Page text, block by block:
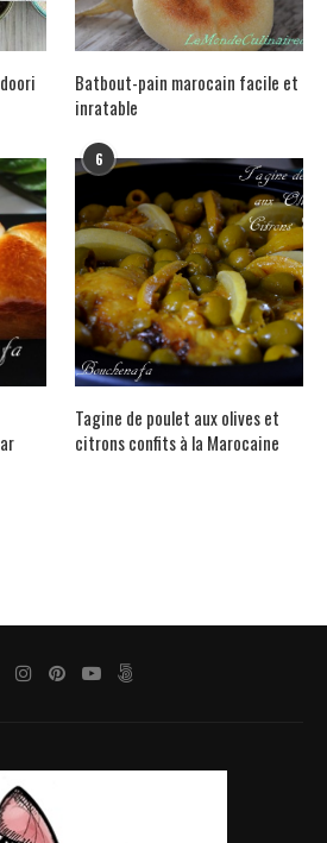
Batbout-pain marocain facile et
inratable
6
Tagine de poulet aux olives et
citrons confits à la Marocaine